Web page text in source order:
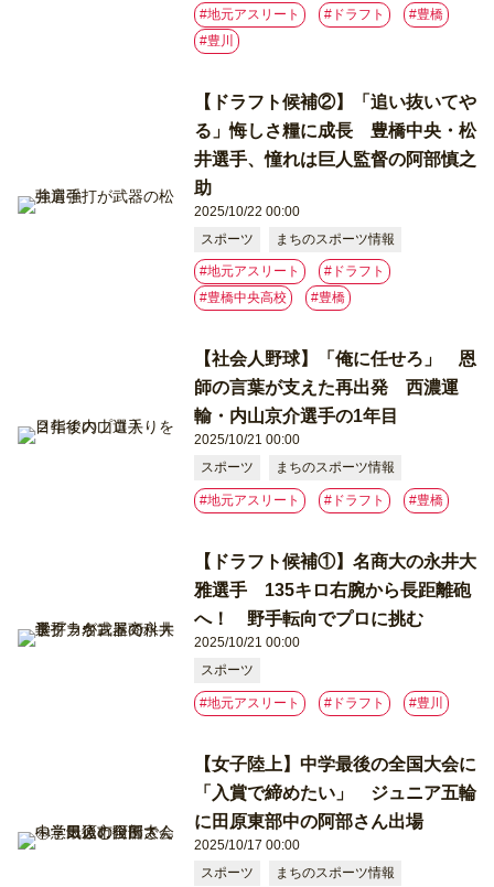
#地元アスリート #ドラフト
#豊橋
#豊川
【ドラフト候補②】「追い抜いてや
る」悔しさ糧に成長 豊橋中央・松
井選手、憧れは巨人監督の阿部慎之
助
2025/10/22 00:00
スポーツ
まちのスポーツ情報
#地元アスリート
#ドラフト
#豊橋中央高校
#豊橋
【社会人野球】「俺に任せろ」 恩
師の言葉が支えた再出発 西濃運
輸・内山京介選手の1年目
2025/10/21 00:00
スポーツ
まちのスポーツ情報
#地元アスリート #ドラフト #豊橋
【ドラフト候補①】名商大の永井大
雅選手 135キロ右腕から長距離砲
へ！ 野手転向でプロに挑む
2025/10/21 00:00
スポーツ
#地元アスリート #ドラフト #豊川
【女子陸上】中学最後の全国大会に
「入賞で締めたい」 ジュニア五輪
に田原東部中の阿部さん出場
2025/10/17 00:00
スポーツ
まちのスポーツ情報